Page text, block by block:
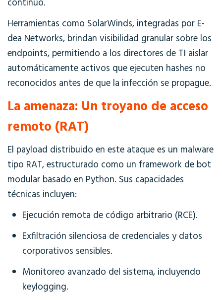
continuo.
Herramientas como SolarWinds, integradas por E-
dea Networks, brindan visibilidad granular sobre los
endpoints, permitiendo a los directores de TI aislar
automáticamente activos que ejecuten hashes no
reconocidos antes de que la infección se propague.
La amenaza: Un troyano de acceso
remoto (RAT)
El payload distribuido en este ataque es un malware
tipo RAT, estructurado como un framework de bot
modular basado en Python. Sus capacidades
técnicas incluyen:
Ejecución remota de código arbitrario (RCE).
Exfiltración silenciosa de credenciales y datos
corporativos sensibles.
Monitoreo avanzado del sistema, incluyendo
keylogging.